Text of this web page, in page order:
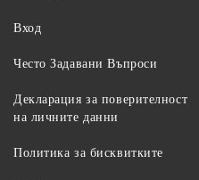
Вход
Често Задавани Въпроси
Декларация за поверителност
на личните данни
Политика за бисквитките